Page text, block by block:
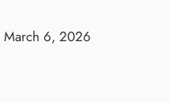
March 6, 2026